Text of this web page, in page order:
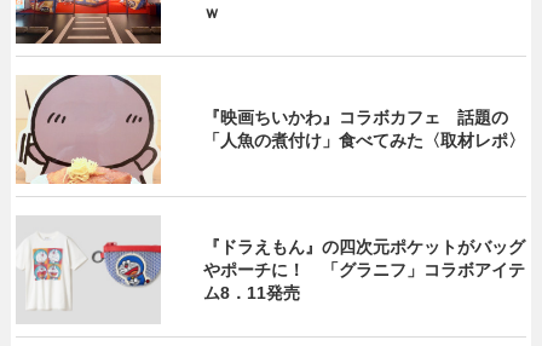
ｗ
『映画ちいかわ』コラボカフェ 話題の
「人魚の煮付け」食べてみた〈取材レポ〉
『ドラえもん』の四次元ポケットがバッグ
やポーチに！ 「グラニフ」コラボアイテ
ム8．11発売